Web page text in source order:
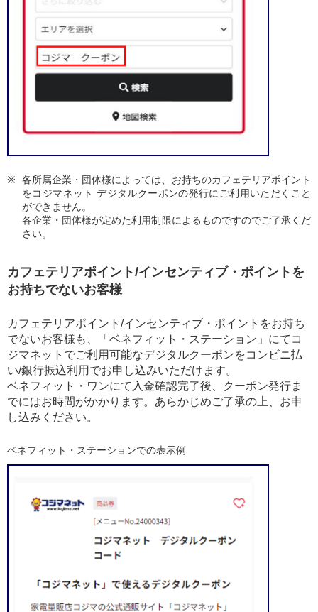
各所属企業・団体様によっては、お持ちのカフェテリアポイント
をコジマネット デジタルクーポンの発行にご利用いただくこと
ができません。
各企業・団体様が定めた利用制限によるものですのでご了承くだ
さい。
カフェテリアポイント/インセンティブ・ポイントを
お持ちでないお客様
カフェテリアポイント/インセンティブ・ポイントをお持ち
でないお客様も、「ベネフィット・ステーション」にてコ
ジマネットでご利用可能なデジタルクーポンをコンビニ払
い/銀行振込利用でお申し込みいただけます。
ベネフィット・ワンにて入金確認完了後、クーポン発行ま
でにはお時間がかかります。あらかじめご了承の上、お申
し込みください。
ベネフィット・ステーションでの表示例